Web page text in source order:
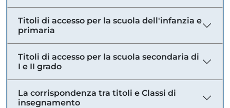
Titoli di accesso per la scuola dell'infanzia e
primaria
Titoli di accesso per la scuola secondaria di
I e II grado
La corrispondenza tra titoli e Classi di
insegnamento